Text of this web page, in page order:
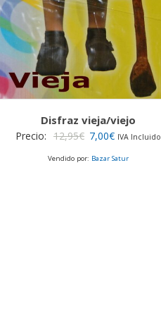
Disfraz vieja/viejo
Precio: 12,95€ El
precio
7,00€El
precio
IVA Incluido
Vendido por: Bazar Satur